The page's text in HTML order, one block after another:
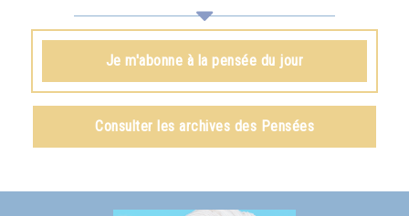
difficiles à guérir. Que l'on comprenne ou que l'on ne comprenne pas,
tout s'enregistre et peut revenir un jour à la surface. C'est pourquoi,
même si vous ne « comprenez » rien à ce phénomène cosmique qu'est
le lever du soleil, mettez-vous dans de bonnes conditions, et
obligatoirement, votre esprit, votre âme, votre corps absorberont
harmonie, paix et lumière.
Je m'abonne à la pensée du jour
Consulter les archives des Pensées